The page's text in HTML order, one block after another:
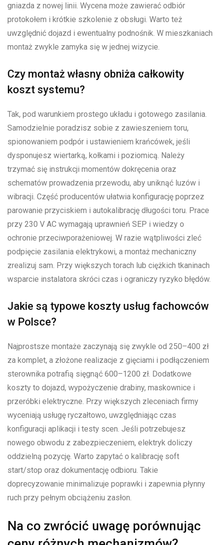
gniazda z nowej linii. Wycena może zawierać odbiór
protokołem i krótkie szkolenie z obsługi. Warto też
uwzględnić dojazd i ewentualny podnośnik. W mieszkaniach
montaż zwykle zamyka się w jednej wizycie.
Czy montaż własny obniża całkowity
koszt systemu?
Tak, pod warunkiem prostego układu i gotowego zasilania.
Samodzielnie poradzisz sobie z zawieszeniem toru,
spionowaniem podpór i ustawieniem krańcówek, jeśli
dysponujesz wiertarką, kołkami i poziomicą. Należy
trzymać się instrukcji momentów dokręcenia oraz
schematów prowadzenia przewodu, aby uniknąć luzów i
wibracji. Część producentów ułatwia konfigurację poprzez
parowanie przyciskiem i autokalibrację długości toru. Prace
przy 230 V AC wymagają uprawnień SEP i wiedzy o
ochronie przeciwporażeniowej. W razie wątpliwości zleć
podpięcie zasilania elektrykowi, a montaż mechaniczny
zrealizuj sam. Przy większych torach lub ciężkich tkaninach
wsparcie instalatora skróci czas i ograniczy ryzyko błędów.
Jakie są typowe koszty usług fachowców
w Polsce?
Najprostsze montaże zaczynają się zwykle od 250–400 zł
za komplet, a złożone realizacje z gięciami i podłączeniem
sterownika potrafią sięgnąć 600–1200 zł. Dodatkowe
koszty to dojazd, wypożyczenie drabiny, maskownice i
przeróbki elektryczne. Przy większych zleceniach firmy
wyceniają usługę ryczałtowo, uwzględniając czas
konfiguracji aplikacji i testy scen. Jeśli potrzebujesz
nowego obwodu z zabezpieczeniem, elektryk doliczy
oddzielną pozycję. Warto zapytać o kalibrację soft
start/stop oraz dokumentację odbioru. Takie
doprecyzowanie minimalizuje poprawki i zapewnia płynny
ruch przy pełnym obciążeniu zasłon.
Na co zwrócić uwagę porównując